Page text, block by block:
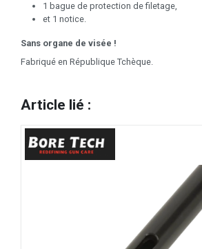
1 bague de protection de filetage,
et 1 notice.
Sans organe de visée !
Fabriqué en République Tchèque.
Article lié :